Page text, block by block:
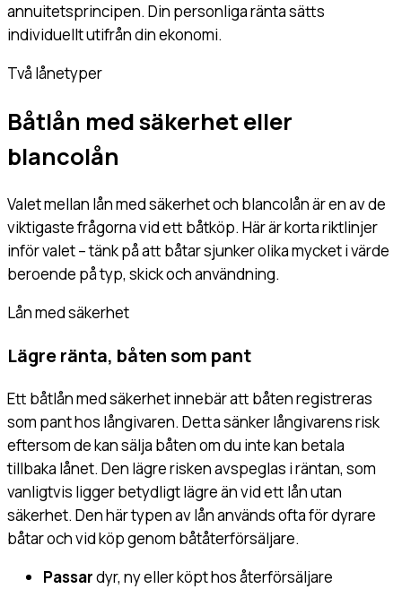
annuitetsprincipen. Din personliga ränta sätts
individuellt utifrån din ekonomi.
Två lånetyper
Båtlån med säkerhet eller
blancolån
Valet mellan lån med säkerhet och blancolån är en av de
viktigaste frågorna vid ett båtköp. Här är korta riktlinjer
inför valet – tänk på att båtar sjunker olika mycket i värde
beroende på typ, skick och användning.
Lån med säkerhet
Lägre ränta, båten som pant
Ett båtlån med säkerhet innebär att båten registreras
som pant hos långivaren. Detta sänker långivarens risk
eftersom de kan sälja båten om du inte kan betala
tillbaka lånet. Den lägre risken avspeglas i räntan, som
vanligtvis ligger betydligt lägre än vid ett lån utan
säkerhet. Den här typen av lån används ofta för dyrare
båtar och vid köp genom båtåterförsäljare.
Passardyr, ny eller köpt hos återförsäljare